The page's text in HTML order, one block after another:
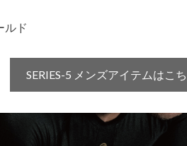
ルド
SERIES-5 メンズアイテムはこ